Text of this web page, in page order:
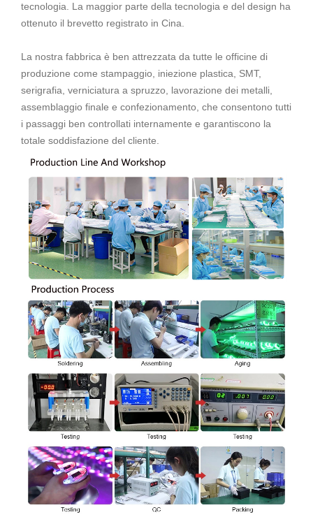
tecnologia. La maggior parte della tecnologia e del design ha
ottenuto il brevetto registrato in Cina.
La nostra fabbrica è ben attrezzata da tutte le officine di
produzione come stampaggio, iniezione plastica, SMT,
serigrafia, verniciatura a spruzzo, lavorazione dei metalli,
assemblaggio finale e confezionamento, che consentono tutti
i passaggi ben controllati internamente e garantiscono la
totale soddisfazione del cliente.